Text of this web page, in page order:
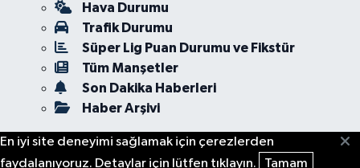
Hava Durumu
Trafik Durumu
Süper Lig Puan Durumu ve Fikstür
Tüm Manşetler
Son Dakika Haberleri
Haber Arşivi
En iyi site deneyimi sağlamak için çerezlerden
faydalanıyoruz. Detaylar için lütfen tıklayın.
Tamam